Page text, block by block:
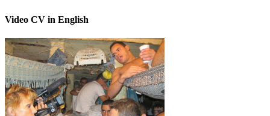
Video CV in English